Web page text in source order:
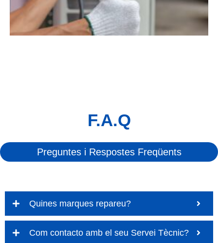
F.A.Q
Preguntes i Respostes Freqüents
Quines marques repareu?
Com contacto amb el seu Servei Tècnic?